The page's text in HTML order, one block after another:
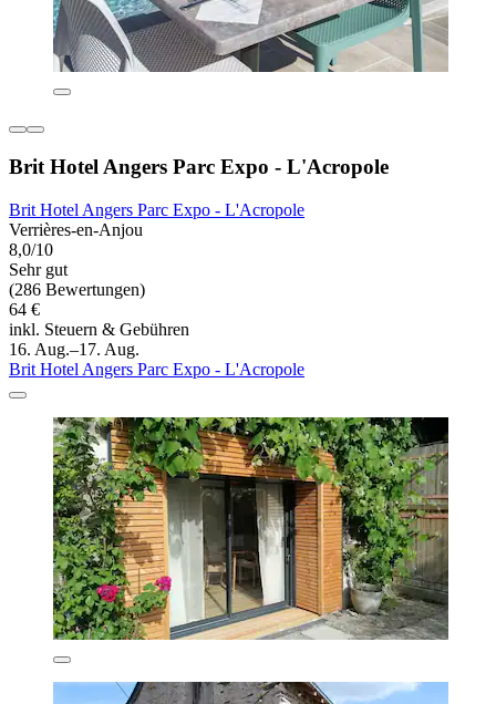
Brit Hotel Angers Parc Expo - L'Acropole
Brit Hotel Angers Parc Expo - L'Acropole
Verrières-en-Anjou
8,0/10
Sehr gut
(286 Bewertungen)
64 €
inkl. Steuern & Gebühren
16. Aug.–17. Aug.
Brit Hotel Angers Parc Expo - L'Acropole